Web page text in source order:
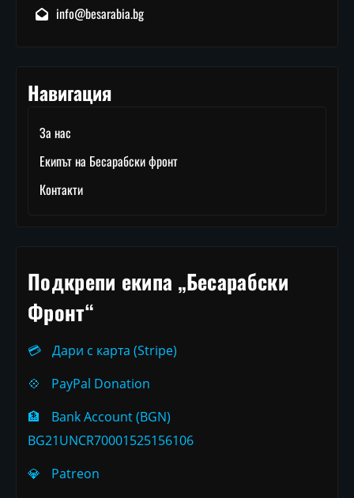
info@besarabia.bg
Навигация
За нас
Екипът на Бесарабски фронт
Контакти
Подкрепи екипа „Бесарабски
Фронт“
💳
Дари с карта (Stripe)
💠
PayPal Donation
🏦
Bank Account (BGN)
BG21UNCR70001525156106
💎
Patreon